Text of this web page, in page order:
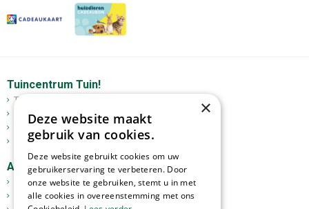
Tuincentrum Tuin!
Tuincentrum
Mediterrane bomen
Kerst
Assortiment
Tuinplanten
Kamerplanten
×
Deze website maakt
gebruik van cookies.
Deze website gebruikt cookies om uw
gebruikerservaring te verbeteren. Door
onze website te gebruiken, stemt u in met
alle cookies in overeenstemming met ons